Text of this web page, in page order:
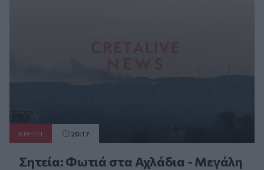
ΚΡΗΤΗ 20:17
Σητεία: Φωτιά στα Αχλάδια - Μεγάλη